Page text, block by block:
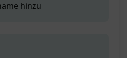
hinzu